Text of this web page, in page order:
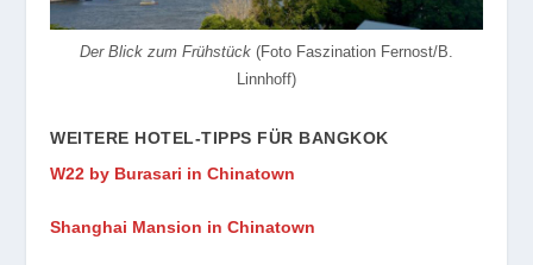
Der Blick zum Frühstück (Foto Faszination Fernost/B.
Linnhoff)
WEITERE HOTEL-TIPPS FÜR BANGKOK
W22 by Burasari in Chinatown
Shanghai Mansion in Chinatown